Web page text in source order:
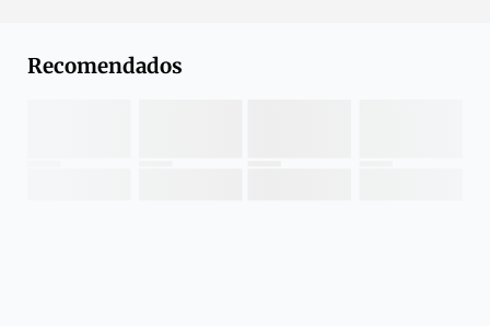
Recomendados